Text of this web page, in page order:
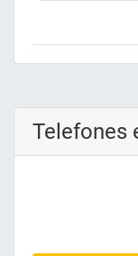
Telefones